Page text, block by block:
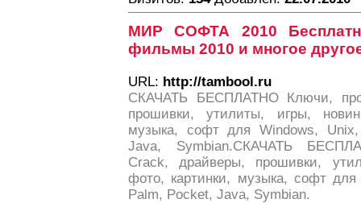
МИР СОФТА 2010
фильмы 2010 и многое
URL: http://tambool.ru
СКАЧАТЬ БЕСПЛАТНО Ключи,
прошивки, утилиты, игры,
музыка, софт для Windows,
Java, Symbian.СКАЧАТЬ
Crack, драйверы, прошивки,
фото, картинки, музыка, софт
Palm, Pocket, Java, Symbian.